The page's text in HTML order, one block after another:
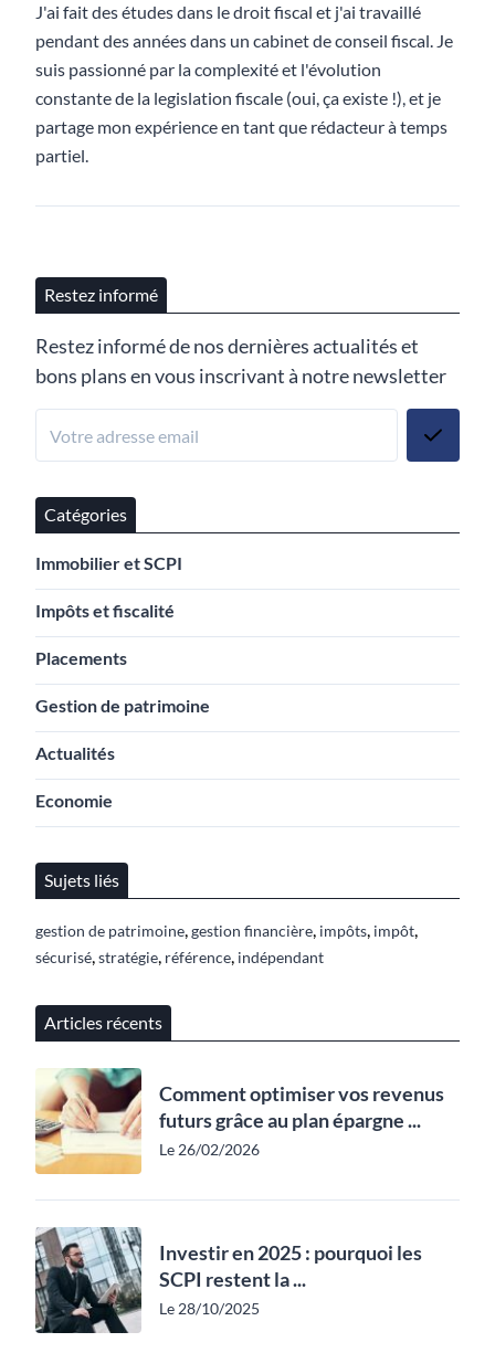
J'ai fait des études dans le droit fiscal et j'ai travaillé
pendant des années dans un cabinet de conseil fiscal. Je
suis passionné par la complexité et l'évolution
constante de la legislation fiscale (oui, ça existe !), et je
partage mon expérience en tant que rédacteur à temps
partiel.
Restez informé
Restez informé de nos dernières actualités et
bons plans en vous inscrivant à notre newsletter
Catégories
Immobilier et SCPI
Impôts et fiscalité
Placements
Gestion de patrimoine
Actualités
Economie
Sujets liés
gestion de patrimoine,gestion financière, impôts, impôt,
sécurisé,stratégie, référence, indépendant
Articles récents
Comment optimiser vos revenus
futurs grâce au plan épargne ...
Le 26/02/2026
Investir en 2025 : pourquoi les
SCPI restent la ...
Le 28/10/2025